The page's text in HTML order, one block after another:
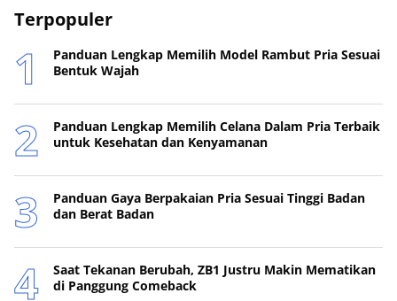
Terpopuler
Panduan Lengkap Memilih Model Rambut Pria Sesuai
Bentuk Wajah
Panduan Lengkap Memilih Celana Dalam Pria Terbaik
untuk Kesehatan dan Kenyamanan
Panduan Gaya Berpakaian Pria Sesuai Tinggi Badan
dan Berat Badan
Saat Tekanan Berubah, ZB1 Justru Makin Mematikan
di Panggung Comeback